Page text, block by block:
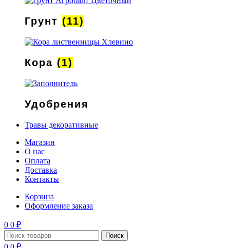
Грунт (11)
Кора (1)
Удобрения
Травы декоративные
Магазин
О нас
Оплата
Доставка
Контакты
Корзина
Оформление заказа
0 0 ₽
Поиск